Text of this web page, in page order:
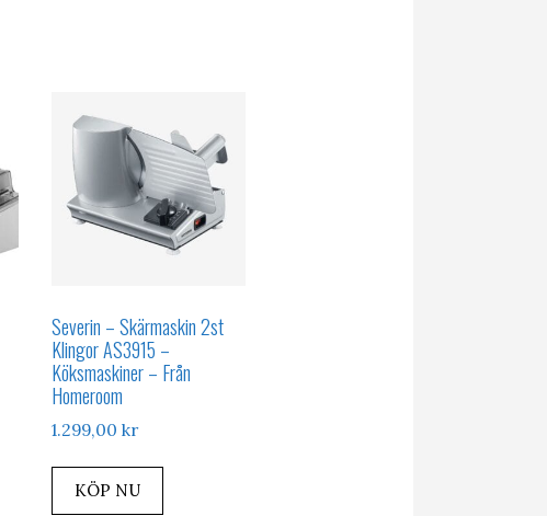
Severin – Skärmaskin 2st
Klingor AS3915 –
Köksmaskiner – Från
Homeroom
1.299,00kr
KÖP NU